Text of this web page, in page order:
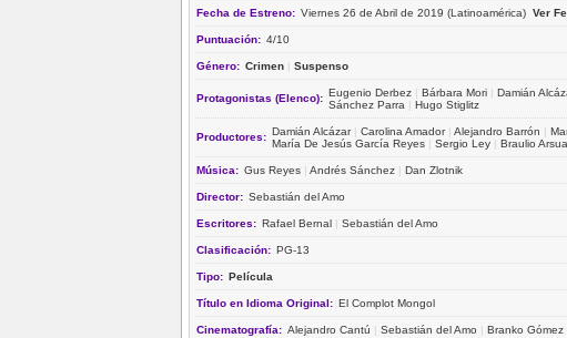
Fecha de Estreno: Viernes 26 de Abril de 2019 (Latinoamérica) Ver
Puntuación: 4/10
Género: Crimen | Suspenso
Protagonistas (Elenco): Eugenio Derbez | Bárbara Mori | Damián
Sánchez Parra | Hugo Stiglitz
Productores: Damián Alcázar| Carolina Amador| Alejandro Barrón |
María De Jesús García Reyes | Sergio Ley | Braulio
Música: Gus Reyes | Andrés Sánchez | Dan Zlotnik
Director: Sebastián del Amo
Escritores: Rafael Bernal | Sebastián del Amo
Clasificación: PG-13
Tipo: Película
Título en Idioma Original: El Complot Mongol
Cinematografía: Alejandro Cantú | Sebastián del Amo | Branko Gómez